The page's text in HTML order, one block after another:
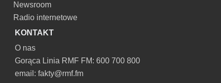
Newsroom
Radio internetowe
KONTAKT
O nas
Gorąca Linia RMF FM: 600 700 800
email: fakty@rmf.fm